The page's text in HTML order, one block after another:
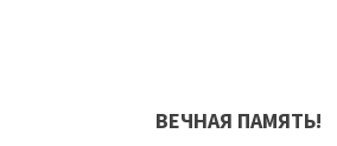
ВЕЧНАЯ ПАМЯТЬ!